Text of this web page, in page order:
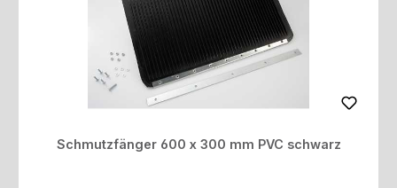
Schmutzfänger 600 x 300 mm PVC schwarz